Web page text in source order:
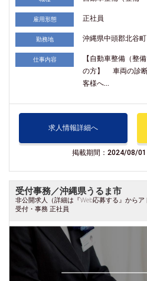
雇用形態 正社員
勤務地 沖縄県中頭郡北谷町
仕事内容
【自動車整備（整
の方】 車両の診断
客様へ...
求人情報詳細へ
掲載期間：2024/08/
受付事務／沖縄県うるま市
非公開求人（詳細は『Web応募する』から
受付・事務 正社員